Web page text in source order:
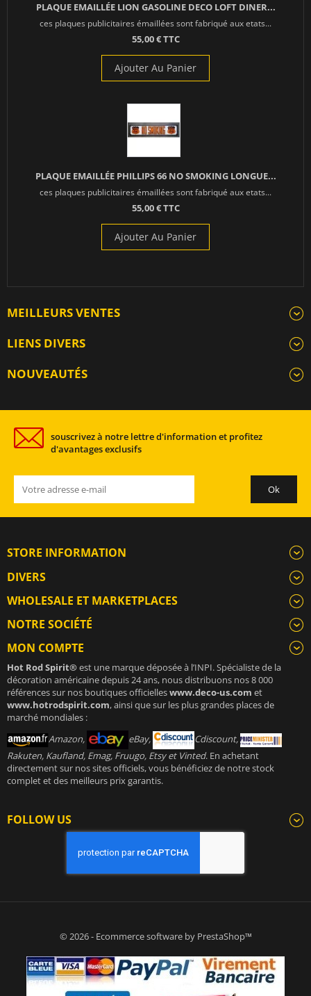
PLAQUE EMAILLÉE LION GASOLINE DECO LOFT DINER...
ces plaques publicitaires émaillées sont fabriqué aux etats...
55,00 € TTC
Ajouter Au Panier
PLAQUE EMAILLÉE PHILLIPS 66 NO SMOKING LONGUE...
ces plaques publicitaires émaillées sont fabriqué aux etats...
55,00 € TTC
Ajouter Au Panier
MEILLEURS VENTES
LIENS DIVERS
NOUVEAUTÉS
souscrivez à notre lettre d'information et profitez
d'avantages exclusifs
STORE INFORMATION
DIVERS
WHOLESALE ET MARKETPLACES
NOTRE SOCIÉTÉ
MON COMPTE
Hot Rod Spirit®est une marque déposée à l’INPI. Spécialiste de la
décoration américaine depuis 24 ans, nous distribuons nos 8 000
références sur nos boutiques officielleswww.deco-us.com et
www.hotrodspirit.com, ainsi que sur les plus grandes places de
marché mondiales :
Amazon,
eBay,
Cdiscount,
Rakuten, Kaufland, Emag, Fruugo, Etsy et Vinted. En achetant
directement sur nos sites officiels, vous bénéficiez de notre stock
complet et des meilleurs prix garantis.
FOLLOW US
© 2026 - Ecommerce software by PrestaShop™